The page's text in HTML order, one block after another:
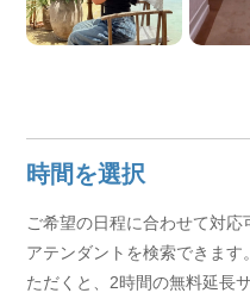
時間を選択
ご希望の日程に合わせて対
アテンダントを検索できま
ただくと、2時間の無料延長